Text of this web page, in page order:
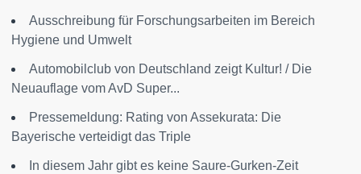
Ausschreibung für Forschungsarbeiten im Bereich
Hygiene und Umwelt
Automobilclub von Deutschland zeigt Kultur! / Die
Neuauflage vom AvD Super...
Pressemeldung: Rating von Assekurata: Die
Bayerische verteidigt das Triple
In diesem Jahr gibt es keine Saure-Gurken-Zeit